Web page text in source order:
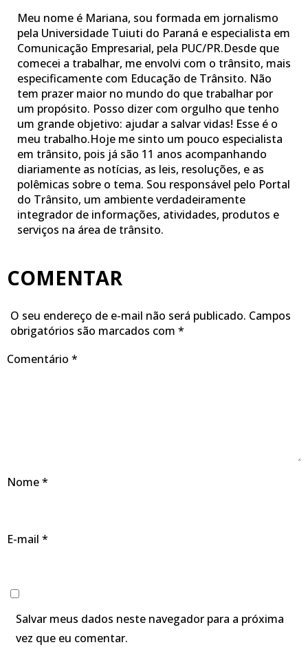
Meu nome é Mariana, sou formada em jornalismo
pela Universidade Tuiuti do Paraná e especialista em
Comunicação Empresarial, pela PUC/PR.Desde que
comecei a trabalhar, me envolvi com o trânsito, mais
especificamente com Educação de Trânsito. Não
tem prazer maior no mundo do que trabalhar por
um propósito. Posso dizer com orgulho que tenho
um grande objetivo: ajudar a salvar vidas! Esse é o
meu trabalho.Hoje me sinto um pouco especialista
em trânsito, pois já são 11 anos acompanhando
diariamente as notícias, as leis, resoluções, e as
polêmicas sobre o tema. Sou responsável pelo Portal
do Trânsito, um ambiente verdadeiramente
integrador de informações, atividades, produtos e
serviços na área de trânsito.
COMENTAR
O seu endereço de e-mail não será publicado. Campos
obrigatórios são marcados com *
Comentário *
Nome*
E-mail *
Salvar meus dados neste navegador para a próxima
vez que eu comentar.